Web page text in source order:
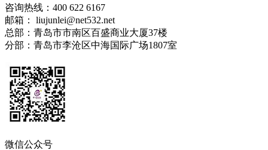
咨询热线：400 622 6167
邮箱： liujunlei@net532.net
总部：青岛市市南区百盛商业大厦37楼
分部：青岛市李沧区中海国际广场1807室
微信公众号